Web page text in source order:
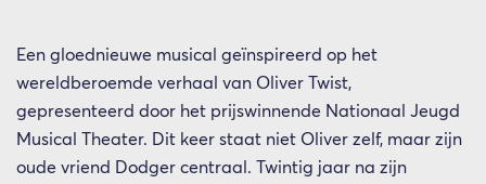
Een gloednieuwe musical geïnspireerd op het
wereldberoemde verhaal van Oliver Twist,
gepresenteerd door het prijswinnende Nationaal Jeugd
Musical Theater. Dit keer staat niet Oliver zelf, maar zijn
oude vriend Dodger centraal. Twintig jaar na zijn